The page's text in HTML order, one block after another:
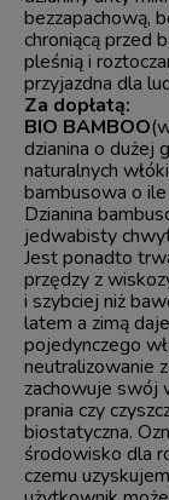
bezzapachową,
chroniącą przed
pleśnią i
przyjazdna dla
Za dopłatą:
BIO BAMBOO
dzianina o dużej
naturalnych
bambusowa o
Dzianina
jedwabisty
Jest ponadto
przędzy z
i szybciej niż
latem a zimą
pojedynczego
neutralizowanie
zachowuje swój
prania czy
biostatyczna.
środowisko dla
czemu